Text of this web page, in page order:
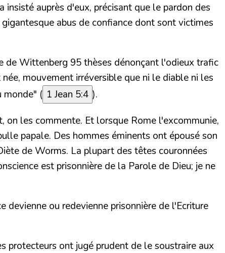
auprès d'eux, précisant que le pardon des
abus de confiance dont sont victimes
de Wittenberg 95 thèses dénonçant l'odieux trafic
mouvement irréversible que ni le diable ni les
monde" ( 1 Jean 5:4 ).
on les commente. Et lorsque Rome l'excommunie,
papale. Des hommes éminents ont épousé son
de Worms. La plupart des têtes couronnées
est prisonnière de la Parole de Dieu; je ne
ou redevienne prisonnière de l'Ecriture
protecteurs ont jugé prudent de le soustraire aux